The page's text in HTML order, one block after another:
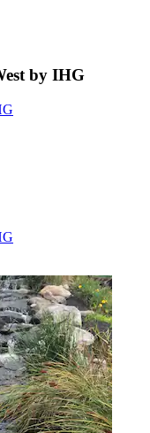
by IHG